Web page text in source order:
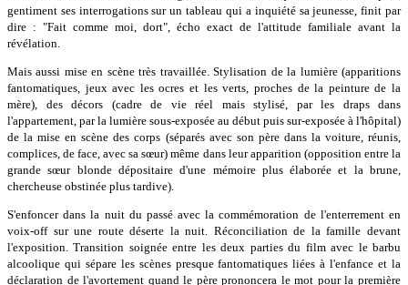
gentiment ses interrogations sur un tableau qui a inquiété sa jeunesse, finit par
dire : "Fait comme moi, dort", écho exact de l'attitude familiale avant la
révélation.
Mais aussi mise en scène très travaillée. Stylisation de la lumière (apparitions
fantomatiques, jeux avec les ocres et les verts, proches de la peinture de la
mère), des décors (cadre de vie réel mais stylisé, par les draps dans
l'appartement, par la lumière sous-exposée au début puis sur-exposée à l'hôpital)
de la mise en scène des corps (séparés avec son père dans la voiture, réunis,
complices, de face, avec sa sœur) même dans leur apparition (opposition entre la
grande sœur blonde dépositaire d'une mémoire plus élaborée et la brune,
chercheuse obstinée plus tardive).
S'enfoncer dans la nuit du passé avec la commémoration de l'enterrement en
voix-off sur une route déserte la nuit. Réconciliation de la famille devant
l'exposition. Transition soignée entre les deux parties du film avec le barbu
alcoolique qui sépare les scènes presque fantomatiques liées à l'enfance et la
déclaration de l'avortement quand le père prononcera le mot pour la première